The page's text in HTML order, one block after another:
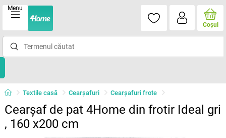
Menu
Coşul
Textile casă Cearșafuri Cearșafuri frote
Cearșaf de pat 4Home din frotir Ideal gri
, 160 x200 cm